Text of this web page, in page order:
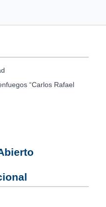
“Carlos Rafael